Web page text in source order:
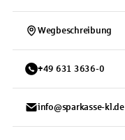
Wegbeschreibung
+49 631 3636-0
info@sparkasse-kl.de